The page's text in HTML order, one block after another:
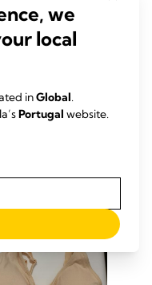
we
local
inGlobal.
Portugal website.